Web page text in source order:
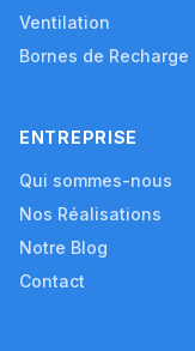
Ventilation
Bornes de Recharge
ENTREPRISE
Qui sommes-nous
Nos Réalisations
Notre Blog
Contact